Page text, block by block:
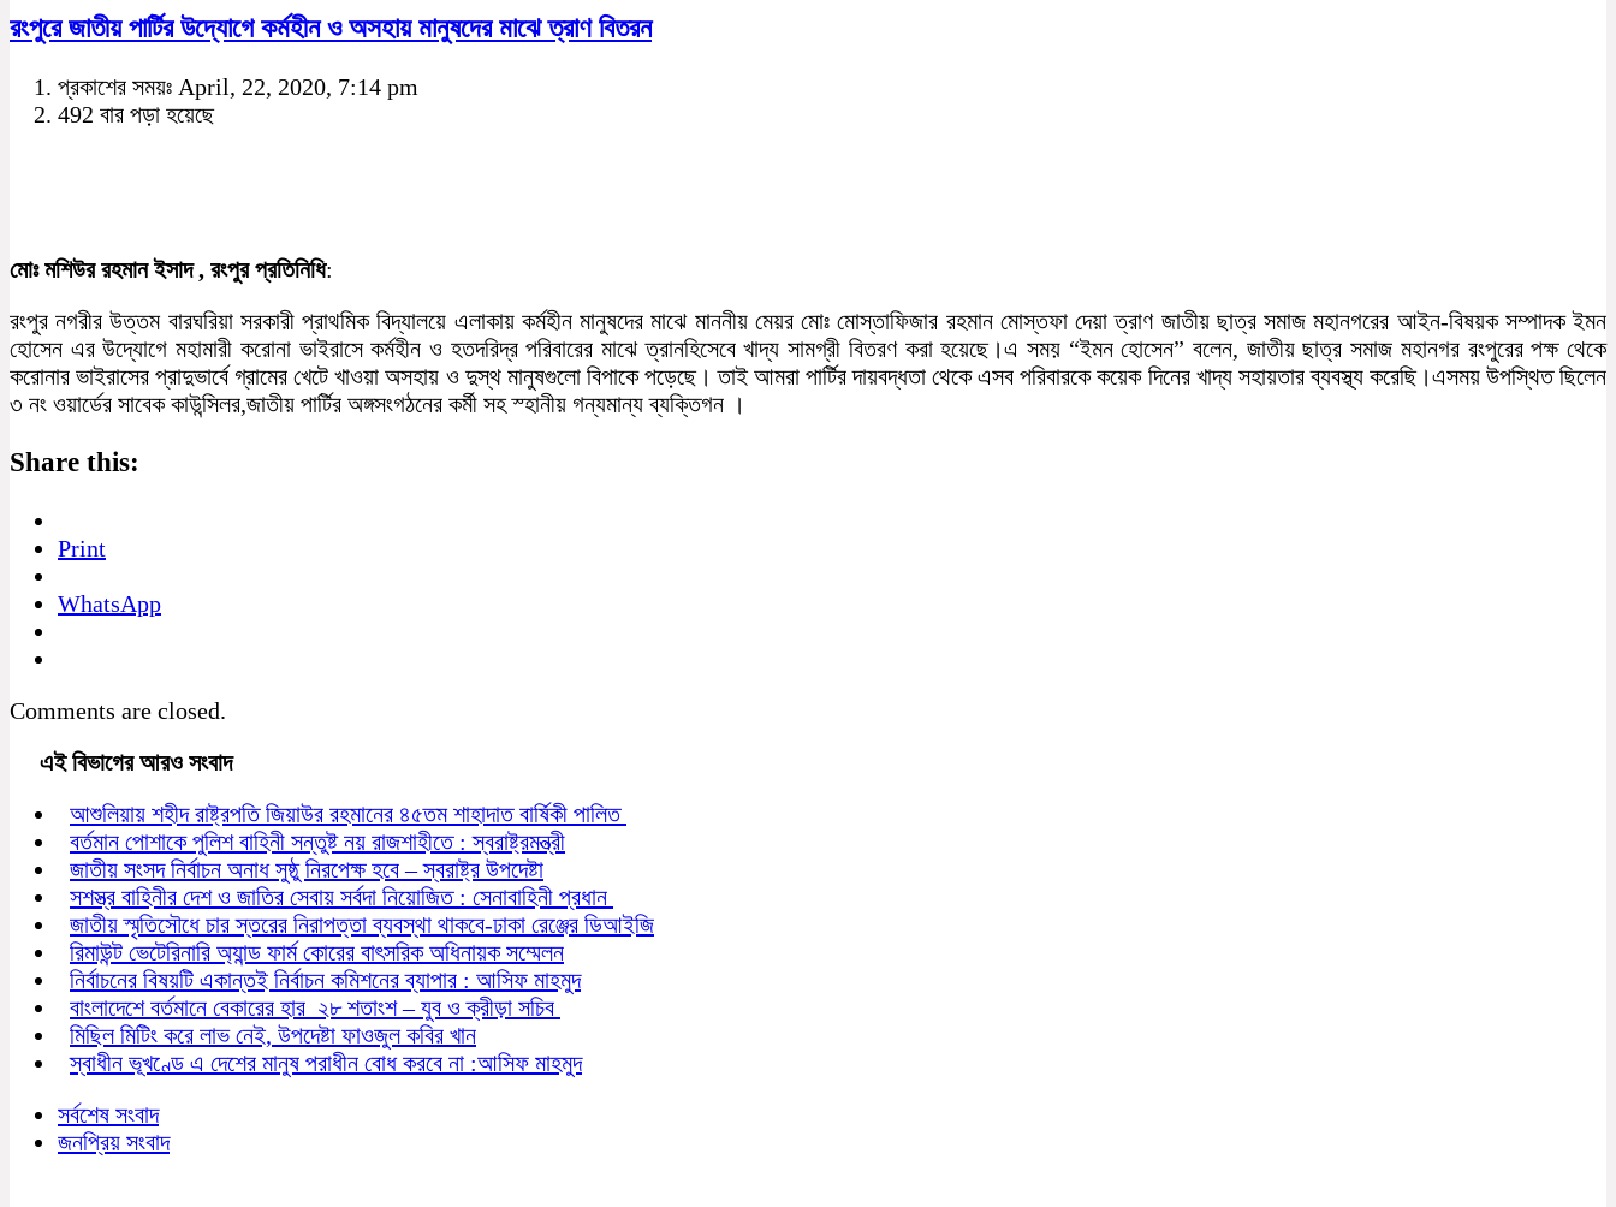
রংপুরে জাতীয় পার্টির উদ্যােগে কর্মহীন ও অসহায় মানুষদের মাঝে ত্রাণ বিতরন
প্রকাশের সময়ঃ April, 22, 2020, 7:14 pm
492 বার পড়া হয়েছে
মোঃ মশিউর রহমান ইসাদ , রংপুর প্রতিনিধি:
রংপুর নগরীর উত্তম বারঘরিয়া সরকারী প্রাথমিক বিদ্যালয়ে এলাকায় কর্মহীন মানুষদের মাঝে মাননীয় মেয়র মোঃ মোস্তাফিজার রহমান মোস্তফা দেয়া ত্রাণ জাতীয় ছাত্র সমাজ মহানগরের আইন-বিষয়ক সম্পাদক ইমন
হোসেন এর উদ্যোগে মহামারী করোনা ভাইরাসে কর্মহীন ও হতদরিদ্র পরিবারের মাঝে ত্রানহিসেবে খাদ্য সামগ্রী বিতরণ করা হয়েছে।এ সময় “ইমন হোসেন” বলেন, জাতীয় ছাত্র সমাজ মহানগর রংপুরের পক্ষ থেকে
করোনার ভাইরাসের প্রাদুভার্বে গ্রামের খেটে খাওয়া অসহায় ও দুস্থ মানুষগুলো বিপাকে পড়েছে। তাই আমরা পার্টির দায়বদ্ধতা থেকে এসব পরিবারকে কয়েক দিনের খাদ্য সহায়তার ব্যবস্থ্য করেছি।এসময় উপস্থিত ছিলেন
৩ নং ওয়ার্ডের সাবেক কাউন্সিলর,জাতীয় পার্টির অঙ্গসংগঠনের কর্মী সহ স্হানীয় গন্যমান্য ব্যক্তিগন ।
Share this:
Print
WhatsApp
Comments are closed.
এই বিভাগের আরও সংবাদ
আশুলিয়ায় শহীদ রাষ্ট্রপতি জিয়াউর রহমানের ৪৫তম শাহাদাত বার্ষিকী পালিত
বর্তমান পোশাকে পুলিশ বাহিনী সন্তুষ্ট নয় রাজশাহীতে : স্বরাষ্ট্রমন্ত্রী
জাতীয় সংসদ নির্বাচন অনাধ সুষ্ঠু নিরপেক্ষ হবে – স্বরাষ্ট্র উপদেষ্টা
সশস্ত্র বাহিনীর দেশ ও জাতির সেবায় সর্বদা নিয়োজিত : সেনাবাহিনী প্রধান
জাতীয় স্মৃতিসৌধে চার স্তরের নিরাপত্তা ব্যবস্থা থাকবে-ঢাকা রেঞ্জের ডিআইজি
রিমাউন্ট ভেটেরিনারি অ্যান্ড ফার্ম কোরের বাৎসরিক অধিনায়ক সম্মেলন
নির্বাচনের বিষয়টি একান্তই নির্বাচন কমিশনের ব্যাপার : আসিফ মাহমুদ
বাংলাদেশে বর্তমানে বেকারের হার ২৮ শতাংশ – যুব ও ক্রীড়া সচিব
মিছিল মিটিং করে লাভ নেই, উপদেষ্টা ফাওজুল কবির খান
স্বাধীন ভূখণ্ডে এ দেশের মানুষ পরাধীন বোধ করবে না :আসিফ মাহমুদ
সর্বশেষ সংবাদ
জনপ্রিয় সংবাদ